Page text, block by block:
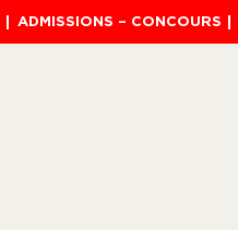
ADMISSIONS – CONCOURS